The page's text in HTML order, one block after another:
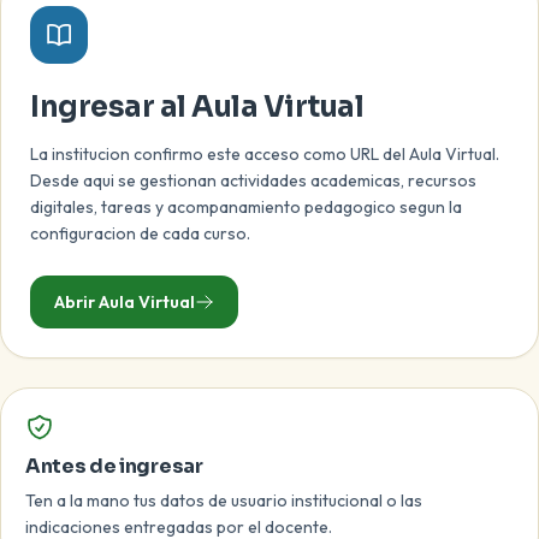
Ingresar al Aula Virtual
La institucion confirmo este acceso como URL del Aula Virtual.
Desde aqui se gestionan actividades academicas, recursos
digitales, tareas y acompanamiento pedagogico segun la
configuracion de cada curso.
Abrir Aula Virtual
Antes de ingresar
Ten a la mano tus datos de usuario institucional o las
indicaciones entregadas por el docente.